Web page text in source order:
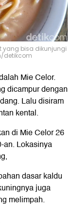
yang bisa dikunjungi
detikcom
Mie Celor.
dicampur dengan
Lalu disiram
kental.
di Mie Celor 26
an. Lokasinya
dasar kaldu
juga
melimpah.